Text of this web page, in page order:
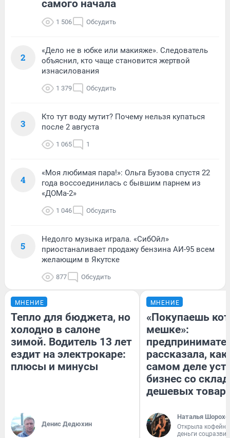
самого начала
1 506 Обсудить
2
«Дело не в юбке или макияже». Следователь
объяснил, кто чаще становится жертвой
изнасилования
1 379 Обсудить
3
Кто тут воду мутит? Почему нельзя купаться
после 2 августа
1 065 1
4
«Моя любимая пара!»: Ольга Бузова спустя 22
года воссоединилась с бывшим парнем из
«ДОМа-2»
1 046 Обсудить
5
Недолго музыка играла. «СибОйл»
приостаналивает продажу бензина АИ-95 всем
желающим в Якутске
877 Обсудить
МНЕНИЕ
Тепло для бюджета, но
холодно в салоне
зимой. Водитель 13 лет
ездит на электрокаре:
плюсы и минусы
Денис Дедюхин
МНЕНИЕ
«Покупаешь
мешке»:
рассказала, как
самом деле
бизнес со
дешевых
Наталья
Открыла
деньги